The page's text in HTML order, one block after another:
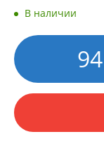
В наличии